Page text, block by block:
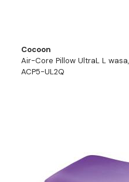
Cocoon
Air-Core Pillow UltraL L
ACP5-UL2Q